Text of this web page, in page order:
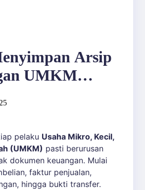
Arsip
UMKM
pelaku Usaha Mikro, Kecil,
(UMKM) pasti berurusan
dokumen keuangan. Mulai
faktur penjualan,
hingga bukti transfer.